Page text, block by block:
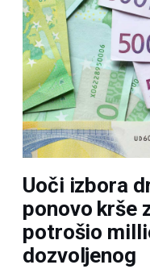
Uoči izbora
ponovo krše
potrošio
dozvoljenog